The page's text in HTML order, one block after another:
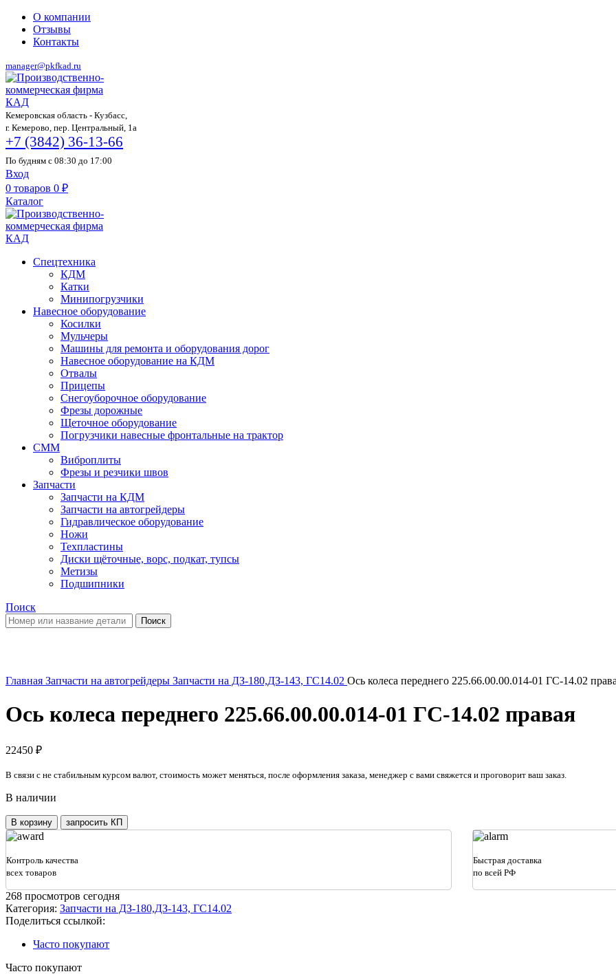
О компании
Отзывы
Контакты
manager@pkfkad.ru
Кемеровская область - Кузбасс,
г. Кемерово, пер. Центральный, 1а
+7 (3842) 36-13-66
По будням с 08:30 до 17:00
Вход
0 товаров 0 ₽
Каталог
Спецтехника
КДМ
Катки
Минипогрузчики
Навесное оборудование
Косилки
Мульчеры
Машины для ремонта и оборудования дорог
Навесное оборудование на КДМ
Отвалы
Прицепы
Снегоуборочное оборудование
Фрезы дорожные
Щеточное оборудование
Погрузчики навесные фронтальные на трактор
СММ
Виброплиты
Фрезы и резчики швов
Запчасти
Запчасти на КДМ
Запчасти на автогрейдеры
Гидравлическое оборудование
Ножи
Техпластины
Диски щёточные, ворс, подкат, тупсы
Метизы
Подшипники
Поиск
Поиск
Главная Запчасти на автогрейдеры Запчасти на ДЗ-180,ДЗ-143, ГС14.02 Ось колеса переднего 225.66.00.00.014-01 ГС-14.02
Ось колеса переднего 225.66.00.00.014-01 ГС-14.02 правая
22450 ₽
В связи с не стабильным курсом валют, стоимость может меняться, после оформления заказа, менеджер с вами свяжется и проговорит ваш заказ.
В наличии
Количество
товара
Ось
колеса
переднего
01
ГС-14.02
правая
В корзину запросить КП
Контроль качества
всех товаров
Быстрая доставка
по всей РФ
268 просмотров сегодня
Категория: Запчасти на ДЗ-180,ДЗ-143, ГС14.02
Поделиться ссылкой:
Часто покупают
Часто покупают